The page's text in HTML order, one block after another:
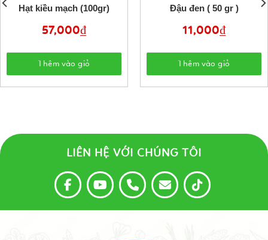
Hạt kiều mạch (100gr)
57,000₫
Thêm vào giỏ
Đậu đen ( 50 gr )
11,000₫
Thêm vào giỏ
LIÊN HỆ VỚI CHÚNG TÔI